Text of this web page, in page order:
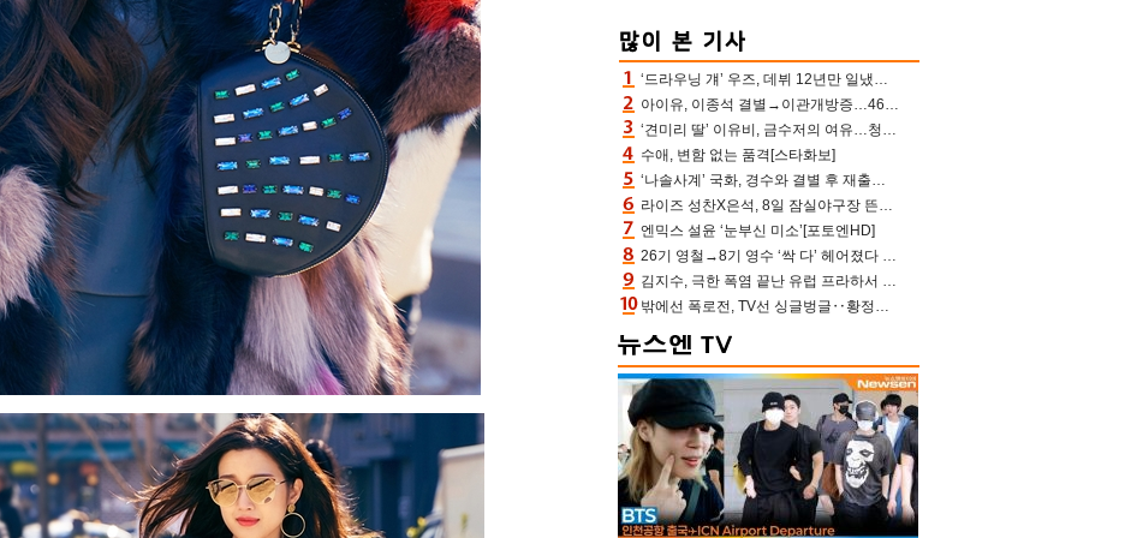
‘드라우닝 걔’ 우즈, 데뷔 12년만 일냈다…체조경기장 입성 확정
아이유, 이종석 결별→이관개방증…46장 꽉 채운 유애나 ♥ “열심히 사는 중”
‘견미리 딸’ 이유비, 금수저의 여유…청순 미모에 반전 슬림 라인
수애, 변함 없는 품격[스타화보]
‘나솔사계’ 국화, 경수와 결별 후 재출연…첫인상 3표 몰표
라이즈 성찬X은석, 8일 잠실야구장 뜬다…시구 시타+특별공연까지
엔믹스 설윤 ‘눈부신 미소’[포토엔HD]
26기 영철→8기 영수 ‘싹 다’ 헤어졌다 ‘나솔사계’ 충격의 현커 0쌍 (촌장TV)
김지수, 극한 폭염 끝난 유럽 프라하서 쾌적한 여름나기 “선풍기만으로 지내”
밖에선 폭로전, TV선 싱글벙글‥황정민 ‘틈만 나면’ 출연, 피로감은 시청자 몫